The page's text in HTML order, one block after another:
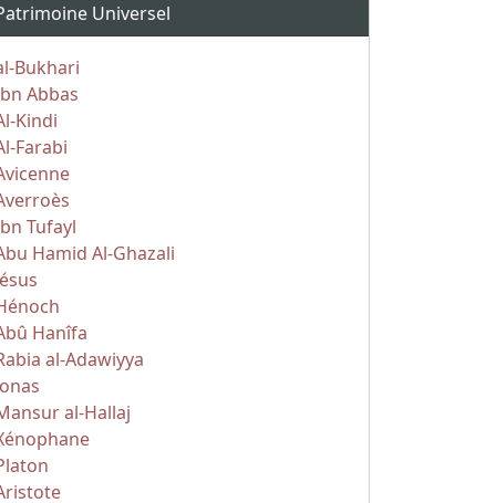
Universel
Bukhari
Abbas
Kindi
Farabi
Tufayl
Hamid Al-Ghazali
Hanîfa
al-Adawiyya
al-Hallaj